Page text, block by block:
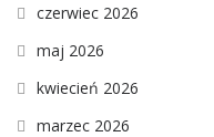
czerwiec 2026
maj 2026
kwiecień 2026
marzec 2026